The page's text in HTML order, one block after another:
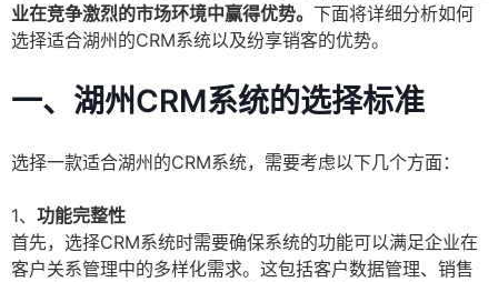
业在竞争激烈的市场环境中赢得优势。 下面将详细分析如何
选择适合湖州的CRM系统以及纷享销客的优势。
一、湖州CRM系统的选择标准
选择一款适合湖州的CRM系统，需要考虑以下几个方面：
1、 功能完整性
首先，选择CRM系统时需要确保系统的功能可以满足企业在
客户关系管理中的多样化需求。这包括客户数据管理、销售